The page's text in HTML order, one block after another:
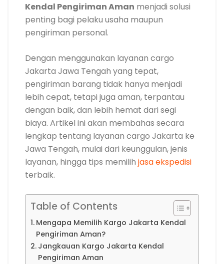
Kendal Pengiriman Aman menjadi solusi
penting bagi pelaku usaha maupun
pengiriman personal.
Dengan menggunakan layanan cargo
Jakarta Jawa Tengah yang tepat,
pengiriman barang tidak hanya menjadi
lebih cepat, tetapi juga aman, terpantau
dengan baik, dan lebih hemat dari segi
biaya. Artikel ini akan membahas secara
lengkap tentang layanan cargo Jakarta ke
Jawa Tengah, mulai dari keunggulan, jenis
layanan, hingga tips memilih jasa ekspedisi
terbaik.
Table of Contents
Mengapa Memilih Kargo Jakarta Kendal
Pengiriman Aman?
Jangkauan Kargo Jakarta Kendal
Pengiriman Aman